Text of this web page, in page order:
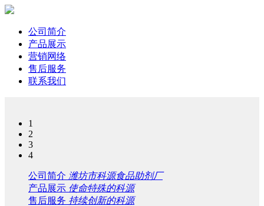
公司简介
产品展示
营销网络
售后服务
联系我们
1
2
3
4
公司简介 潍坊市科源食品助剂厂
产品展示 使命特殊的科源
售后服务 持续创新的科源